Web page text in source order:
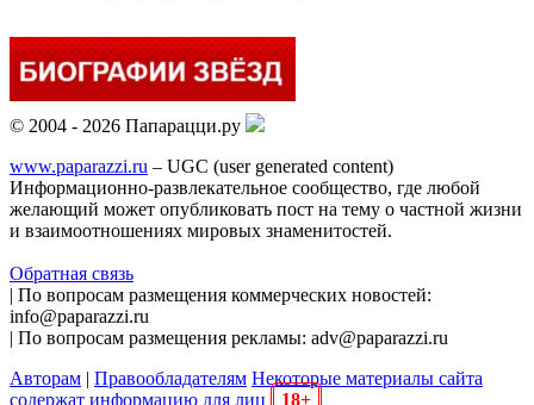
© 2004 - 2026 Папарацци.ру
www.paparazzi.ru – UGC (user generated content)
Информационно-развлекательное сообщество, где любой
желающий может опубликовать пост на тему о частной жизни
и взаимоотношениях мировых знаменитостей.
Обратная связь
| По вопросам размещения коммерческих новостей:
info@paparazzi.ru
| По вопросам размещения рекламы: adv@paparazzi.ru
Авторам | Правообладателям Некоторые материалы сайта
содержат информацию для лиц
18+